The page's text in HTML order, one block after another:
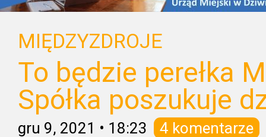
MIĘDZYZDROJE
To będzie perełka
Spółka poszukuje
gru 9, 2021 • 18:23 4 komentarze